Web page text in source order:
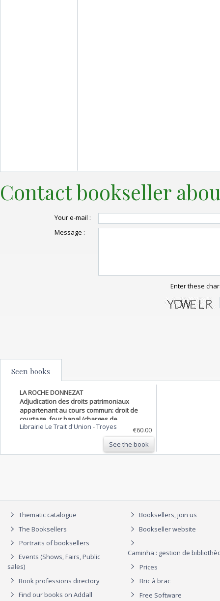
Contact bookseller
Your e-mail :
Message :
Enter these
Seen books
LA ROCHE DONNEZAT
Adjudication des droits patrimoniaux
appartenant au cours commun: droit de
courtage, four banal (charges de
l'adjudication); Procès verbal des
réparations à faire au four banal; etc.
Librairie Le Trait d'Union -Troyes
€60.00
See the book
Thematic catalogue
The Booksellers
Portraits of booksellers
Events (Shows, Fairs, Public
sales)
Book professions directory
Find our books on Addall
Booksellers, join us
Bookseller website
Caminha : gestion de
Prices
Bric à brac
Free Software